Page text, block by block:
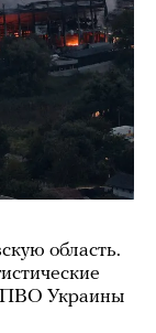
область.
ПВО Украины